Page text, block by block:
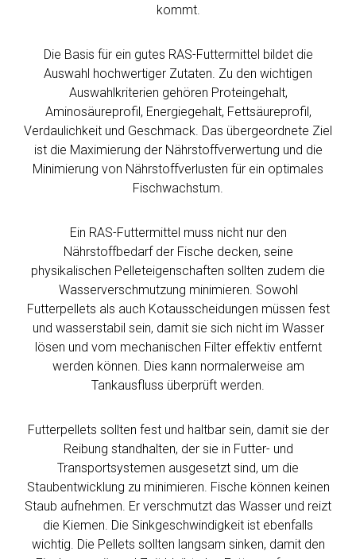
kommt.
Die Basis für ein gutes RAS-Futtermittel bildet die
Auswahl hochwertiger Zutaten. Zu den wichtigen
Auswahlkriterien gehören Proteingehalt,
Aminosäureprofil, Energiegehalt, Fettsäureprofil,
Verdaulichkeit und Geschmack. Das übergeordnete Ziel
ist die Maximierung der Nährstoffverwertung und die
Minimierung von Nährstoffverlusten für ein optimales
Fischwachstum.
Ein RAS-Futtermittel muss nicht nur den
Nährstoffbedarf der Fische decken, seine
physikalischen Pelleteigenschaften sollten zudem die
Wasserverschmutzung minimieren. Sowohl
Futterpellets als auch Kotausscheidungen müssen fest
und wasserstabil sein, damit sie sich nicht im Wasser
lösen und vom mechanischen Filter effektiv entfernt
werden können. Dies kann normalerweise am
Tankausfluss überprüft werden.
Futterpellets sollten fest und haltbar sein, damit sie der
Reibung standhalten, der sie in Futter- und
Transportsystemen ausgesetzt sind, um die
Staubentwicklung zu minimieren. Fische können keinen
Staub aufnehmen. Er verschmutzt das Wasser und reizt
die Kiemen. Die Sinkgeschwindigkeit ist ebenfalls
wichtig. Die Pellets sollten langsam sinken, damit den